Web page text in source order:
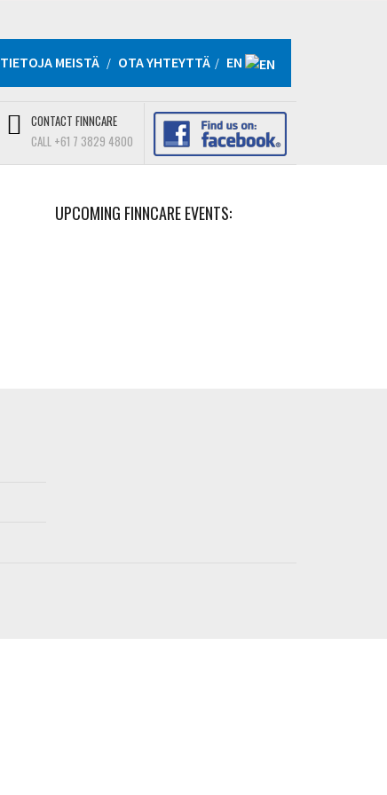
TIETOJA MEISTÄ OTA YHTEYTTÄ EN
CONTACT FINNCARE
CALL +61 7 3829 4800
UPCOMING FINNCARE EVENTS: